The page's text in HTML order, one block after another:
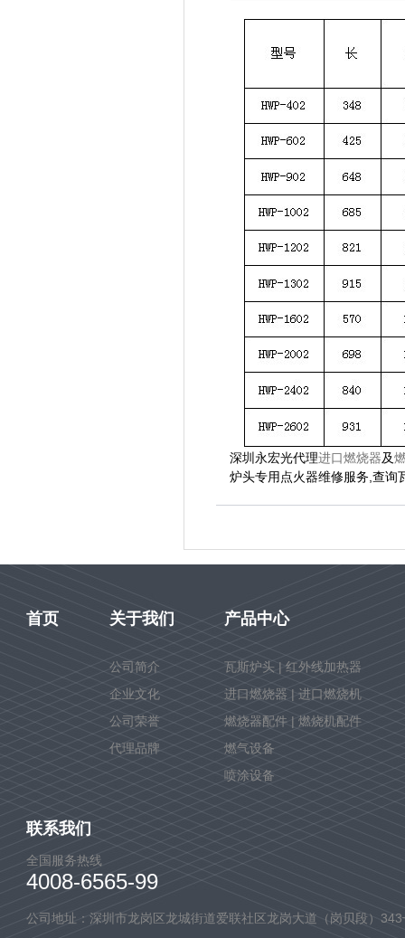
深圳永宏光代理进口燃烧器及
炉头专用点火器维修服务,查询
首页 关于我们
公司简介
企业文化
公司荣誉
代理品牌
产品中心
瓦斯炉头 | 红外线加热器
进口燃烧器 | 进口燃烧机
燃烧器配件 | 燃烧机配件
燃气设备
喷涂设备
联系我们
全国服务热线
4008-6565-99
公司地址：深圳市龙岗区龙城街道爱联社区龙岗大道（岗贝段）343